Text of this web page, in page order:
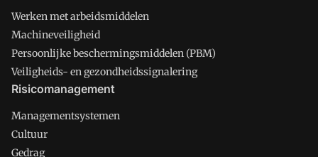
Werken met arbeidsmiddelen
Machineveiligheid
Persoonlijke beschermingsmiddelen (PBM)
Veiligheids- en gezondheidssignalering
Risicomanagement
Managementsystemen
Cultuur
Gedrag